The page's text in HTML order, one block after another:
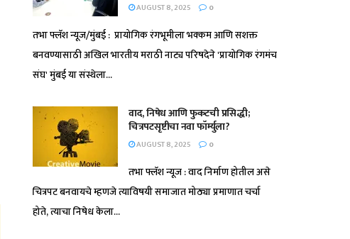
AUGUST 8, 2025 0
तभा फ्लॅश न्यूज/मुंबई : प्रायोगिक रंगभूमीला भक्कम आणि सशक्त
बनवण्यासाठी अखिल भारतीय मराठी नाट्य परिषदेने 'प्रायोगिक रंगमंच
संघ' मुंबई या संस्थेला...
वाद, निषेध आणि फुकटची प्रसिद्धी;
चित्रपटसृष्टीचा नवा फॉर्म्युला?
AUGUST 8, 2025 0
तभा फ्लॅश न्यूज : वाद निर्माण होतील असे
चित्रपट बनवायचे म्हणजे त्याविषयी समाजात मोठ्या प्रमाणात चर्चा
होते, त्याचा निषेध केला...